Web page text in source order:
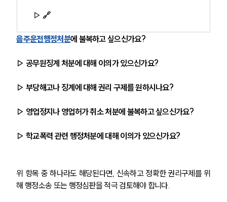
▷ 🔗
음주운전행정처분에 불복하고 싶으신가요?
▷ 공무원징계 처분에 대해 이의가 있으신가요?
▷ 부당해고나 징계에 대해 권리 구제를 원하시나요?
▷ 영업정지나 영업허가 취소 처분에 불복하고 싶으신가요?
▷ 학교폭력 관련 행정처분에 대해 이의가 있으신가요?
위 항목 중 하나라도 해당된다면, 신속하고 정확한 권리구제를 위
해 행정소송 또는 행정심판을 적극 검토해야 합니다.